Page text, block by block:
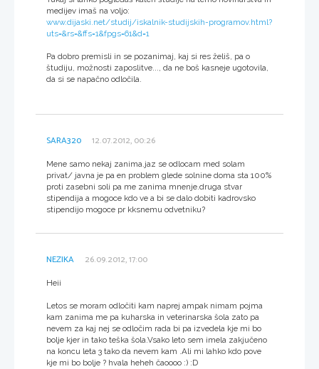
medijev imaš na voljo:
www.dijaski.net/studij/iskalnik-studijskih-programov.html?
uts=&rs=&ffs=1&fpgs=61&d=1
Pa dobro premisli in se pozanimaj, kaj si res želiš, pa o
študiju, možnosti zaposlitve..., da ne boš kasneje ugotovila,
da si se napačno odločila.
SARA320 12.07.2012, 00:26
Mene samo nekaj zanima.jaz se odlocam med solam
privat/ javna je pa en problem glede solnine doma sta 100%
proti zasebni soli pa me zanima mnenje.druga stvar
stipendija a mogoce kdo ve a bi se dalo dobiti kadrovsko
stipendijo mogoce pr kksnemu odvetniku?
NEZIKA 26.09.2012, 17:00
Heii
Letos se moram odločiti kam naprej ampak nimam pojma
kam zanima me pa kuharska in veterinarska šola zato pa
nevem za kaj nej se odločim rada bi pa izvedela kje mi bo
bolje kjer in tako teška šola.Vsako leto sem imela zakjučeno
na koncu leta 3 tako da nevem kam .Ali mi lahko kdo pove
kje mi bo bolje ? hvala heheh čaoooo :) :D